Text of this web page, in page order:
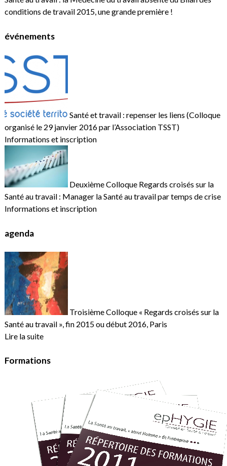
conditions de travail 2015, une grande première !
événements
Santé et travail : repenser les liens (Colloque
organisé le 29 janvier 2016 par l’Association TSST)
Informations et inscription
Deuxième Colloque Regards croisés sur la
Santé au travail : Manager la Santé au travail par temps de crise
Informations et inscription
agenda
Troisième Colloque « Regards croisés sur la
Santé au travail », fin 2015 ou début 2016, Paris
Lire la suite
Formations